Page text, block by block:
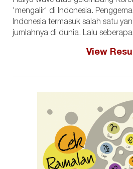
'mengalir' di Indonesia.
Indonesia termasuk salah satu
jumlahnya di dunia. Lalu
View